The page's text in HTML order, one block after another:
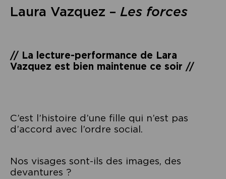
Laura Vazquez – Les forces
// La lecture-performance de Lara
Vazquez est bien maintenue ce soir //
C’est l’histoire d’une fille qui n’est pas
d’accord avec l’ordre social.
Nos visages sont-ils des images, des
devantures ?